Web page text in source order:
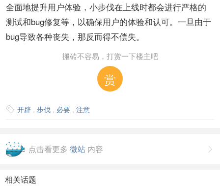
全面地提升用户体验，小步伐在上线时都会进行严格的
测试和bug修复等，以确保用户的体验和认可。一旦由于
bug导致各种丧失，那反而得不偿失。
搬砖不容易，打赏一下楼主吧
赏
 开辟 , 步伐 , 必要 , 注意

点击看更多 微站 内容
相关话题